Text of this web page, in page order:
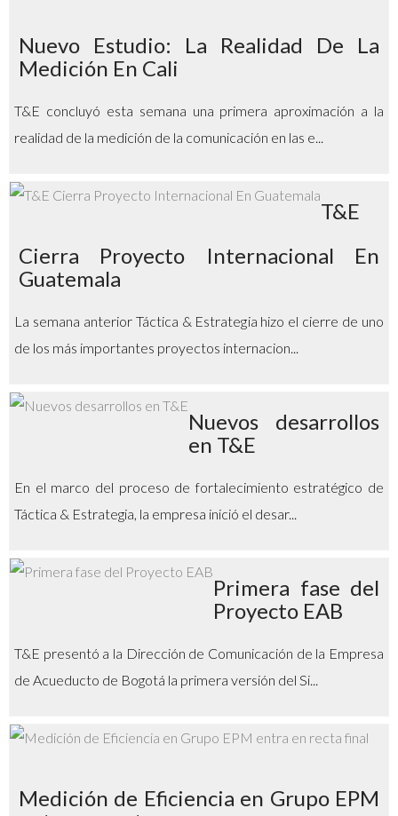
Nuevo Estudio: La Realidad De La
Medición En Cali
T&E concluyó esta semana una primera aproximación a la
realidad de la medición de la comunicación en las e...
T&E
Cierra Proyecto Internacional En
Guatemala
La semana anterior Táctica & Estrategia hizo el cierre de uno
de los más importantes proyectos internacion...
Nuevos desarrollos
en T&E
En el marco del proceso de fortalecimiento estratégico de
Táctica & Estrategia, la empresa inició el desar...
Primera fase del
Proyecto EAB
T&E presentó a la Dirección de Comunicación de la Empresa
de Acueducto de Bogotá la primera versión del Si...
Medición de Eficiencia en Grupo EPM